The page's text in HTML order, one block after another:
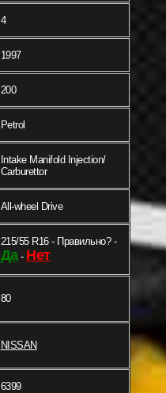
4
1997
200
Petrol
Intake Manifold Injection/
Carburettor
All-wheel Drive
215/55 R16 - Правильно? -
Да- Нет
80
NISSAN
6399